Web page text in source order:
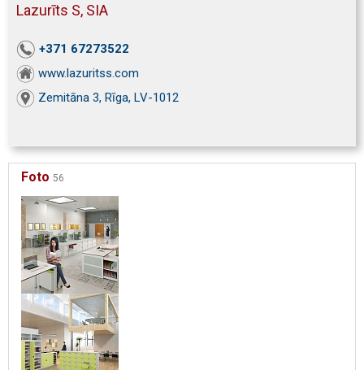
Lazurīts S, SIA
+371 67273522
www.lazuritss.com
Zemitāna 3, Rīga, LV-1012
Foto 56